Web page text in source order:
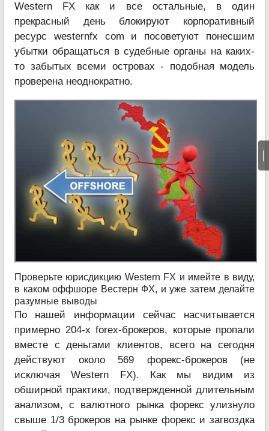
|
Western FX как и все остальные, в один
прекрасный день блокируют корпоративный
ресурс westernfx com и посоветуют понесшим
убытки обращаться в судебные органы на каких-
то забытых всеми островах - подобная модель
проверена неоднократно.
Проверьте юрисдикцию Western FX и имейте в виду,
в каком оффшоре Вестерн ФХ, и уже затем делайте
разумные выводы
По нашей информации сейчас насчитывается
примерно 204-х forex-брокеров, которые пропали
вместе с деньгами клиентов, всего на сегодня
действуют около 569 форекс-брокеров (не
исключая Western FX). Как мы видим из
обширной практики, подтвержденной длительным
анализом, с валютного рынка форекс улизнуло
свыше 1/3 брокеров на рынке форекс и загвоздка